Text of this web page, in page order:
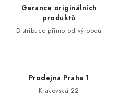
Garance originálních
produktů
Distribuce přímo od výrobců
Prodejna Praha 1
Krakovská 22